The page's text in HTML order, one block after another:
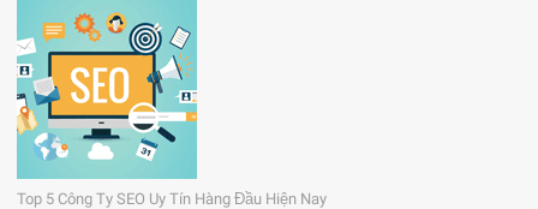
Top 5 Công Ty SEO Uy Tín Hàng Đầu Hiện Nay